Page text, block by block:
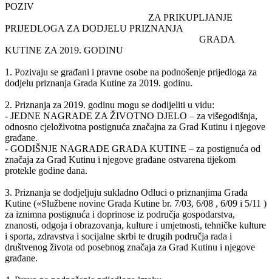
POZIV
ZA PRIKUPLJANJE
PRIJEDLOGA ZA DODJELU PRIZNANJA
GRADA
KUTINE ZA 2019. GODINU
1. Pozivaju se građani i pravne osobe na podnošenje prijedloga za
dodjelu priznanja Grada Kutine za 2019. godinu.
2. Priznanja za 2019. godinu mogu se dodijeliti u vidu:
- JEDNE NAGRADE ZA ŽIVOTNO DJELO – za višegodišnja,
odnosno cjeloživotna postignuća značajna za Grad Kutinu i njegove
građane.
- GODIŠNJE NAGRADE GRADA KUTINE – za postignuća od
značaja za Grad Kutinu i njegove građane ostvarena tijekom
protekle godine dana.
3. Priznanja se dodjeljuju sukladno Odluci o priznanjima Grada
Kutine («Službene novine Grada Kutine br. 7/03, 6/08 , 6/09 i 5/11 )
za iznimna postignuća i doprinose iz područja gospodarstva,
znanosti, odgoja i obrazovanja, kulture i umjetnosti, tehničke kulture
i sporta, zdravstva i socijalne skrbi te drugih područja rada i
društvenog života od posebnog značaja za Grad Kutinu i njegove
građane.